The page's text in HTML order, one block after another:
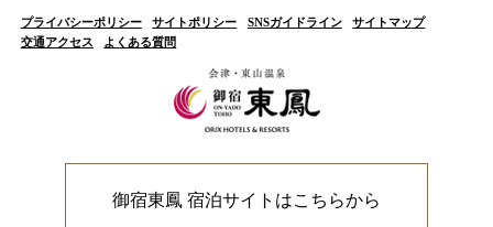
プライバシーポリシー サイトポリシー SNSガイドライン
サイトマップ
交通アクセス
よくある質問
御宿東鳳 宿泊サイトはこちらから